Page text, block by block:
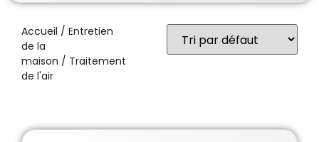
Accueil / Entretien
de la
maison / Traitement
de l'air